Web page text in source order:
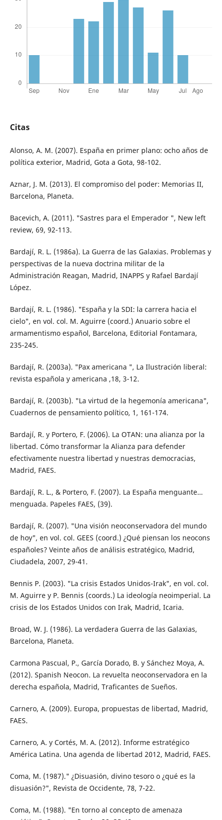
Citas
Alonso, A. M. (2007). España en primer plano: ocho años de
política exterior, Madrid, Gota a Gota, 98-102.
Aznar, J. M. (2013). El compromiso del poder: Memorias II,
Barcelona, Planeta.
Bacevich, A. (2011). "Sastres para el Emperador ", New left
review, 69, 92-113.
Bardají, R. L. (1986a). La Guerra de las Galaxias. Problemas y
perspectivas de la nueva doctrina militar de la
Administración Reagan, Madrid, INAPPS y Rafael Bardají
López.
Bardají, R. L. (1986). "España y la SDI: la carrera hacia el
cielo", en vol. col. M. Aguirre (coord.) Anuario sobre el
armamentismo español, Barcelona, Editorial Fontamara,
235-245.
Bardají, R. (2003a). "Pax americana ", La Ilustración liberal:
revista española y americana ,18, 3-12.
Bardají, R. (2003b). "La virtud de la hegemonía americana",
Cuadernos de pensamiento político, 1, 161-174.
Bardají, R. y Portero, F. (2006). La OTAN: una alianza por la
libertad. Cómo transformar la Alianza para defender
efectivamente nuestra libertad y nuestras democracias,
Madrid, FAES.
Bardají, R. L., & Portero, F. (2007). La España menguante…
menguada. Papeles FAES, (39).
Bardají, R. (2007). "Una visión neoconservadora del mundo
de hoy", en vol. col. GEES (coord.) ¿Qué piensan los neocons
españoles? Veinte años de análisis estratégico, Madrid,
Ciudadela, 2007, 29-41.
Bennis P. (2003). "La crisis Estados Unidos-Irak", en vol. col.
M. Aguirre y P. Bennis (coords.) La ideología neoimperial. La
crisis de los Estados Unidos con Irak, Madrid, Icaria.
Broad, W. J. (1986). La verdadera Guerra de las Galaxias,
Barcelona, Planeta.
Carmona Pascual, P., García Dorado, B. y Sánchez Moya, A.
(2012). Spanish Neocon. La revuelta neoconservadora en la
derecha española, Madrid, Traficantes de Sueños.
Carnero, A. (2009). Europa, propuestas de libertad, Madrid,
FAES.
Carnero, A. y Cortés, M. A. (2012). Informe estratégico
América Latina. Una agenda de libertad 2012, Madrid, FAES.
Coma, M. (1987)." ¿Disuasión, divino tesoro o ¿qué es la
disuasión?", Revista de Occidente, 78, 7-22.
Coma, M. (1988). "En torno al concepto de amenaza